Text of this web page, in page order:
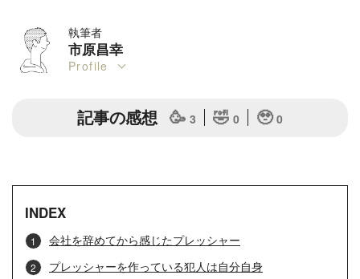
執筆者
市原昌幸
Profile
記事の感想 🥳 3 🤣 0 🥹 0
INDEX
会社を辞めてから感じたプレッシャー
プレッシャーを作っている犯人は自分自身